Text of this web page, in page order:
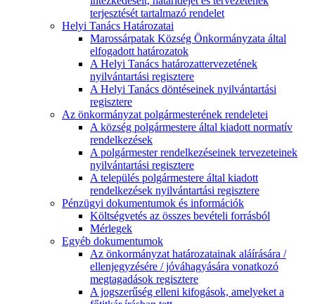
terjesztését tartalmazó rendelet
Helyi Tanács Határozatai
Marossárpatak Község Önkormányzata által
elfogadott határozatok
A Helyi Tanács határozattervezetének
nyilvántartási regisztere
A Helyi Tanács döntéseinek nyilvántartási
regisztere
Az önkormányzat polgármesterének rendeletei
A község polgármestere által kiadott normatív
rendelkezések
A polgármester rendelkezéseinek tervezeteinek
nyilvántartási regisztere
A település polgármestere által kiadott
rendelkezések nyilvántartási regisztere
Pénzügyi dokumentumok és információk
Költségvetés az összes bevételi forrásból
Mérlegek
Egyéb dokumentumok
Az önkormányzat határozatainak aláírására /
ellenjegyzésére / jóváhagyására vonatkozó
megtagadások regisztere
A jogszerűség elleni kifogások, amelyeket a